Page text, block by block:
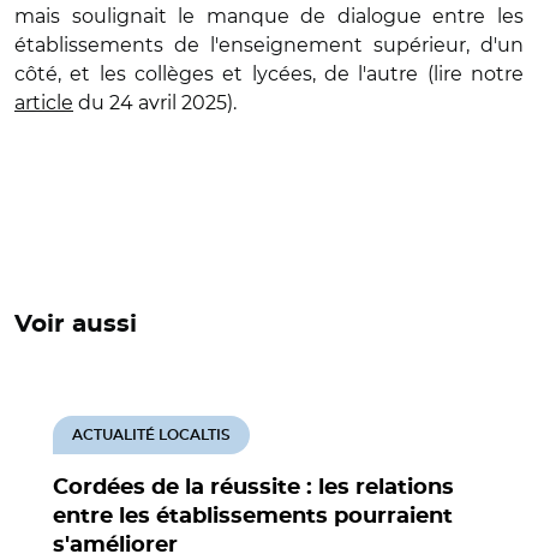
mais soulignait le manque de dialogue entre les
établissements de l'enseignement supérieur, d'un
côté, et les collèges et lycées, de l'autre (lire notre
article du 24 avril 2025).
Voir aussi
Cordées de la réussite : les relations
entre les établissements pourraient
s'améliorer
ACTUALITÉ LOCALTIS